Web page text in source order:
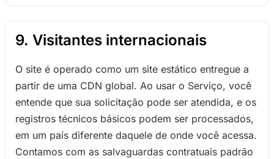
9. Visitantes internacionais
O site é operado como um site estático entregue a
partir de uma CDN global. Ao usar o Serviço, você
entende que sua solicitação pode ser atendida, e os
registros técnicos básicos podem ser processados,
em um país diferente daquele de onde você acessa.
Contamos com as salvaguardas contratuais padrão